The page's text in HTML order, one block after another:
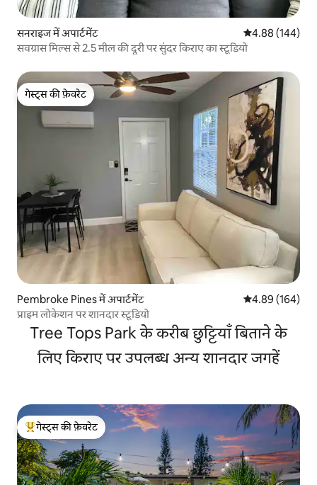
सनराइज में अपार्टमेंट औसत रेटिंग 5 में से
4.88 (144)
सवग्रास मिल्स से 2.5 मील की दूरी पर सुंदर किराए का स्टूडियो
गेस्ट्स की फ़ेवरेट
गेस्ट्स की फ़ेवरेट
Pembroke Pines में अपार्टमेंट औसत रेटिंग 5 में से
4.89 (164)
प्राइम लोकेशन पर शानदार स्टूडियो
Tree Tops Park के करीब छुट्टियाँ बिताने के
लिए किराए पर उपलब्ध अन्य शानदार जगहें
गेस्ट्स का टॉप फ़ेवरेट
गेस्ट्स की फ़ेवरेट